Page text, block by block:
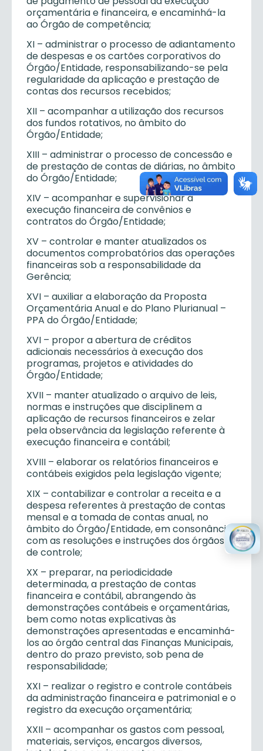
orçamentária e financeira, e encaminhá-la
ao Órgão de competência;
XI – administrar o processo de adiantamento
de despesas e os cartões corporativos do
Órgão/Entidade, responsabilizando-se pela
regularidade da aplicação e prestação de
contas dos recursos recebidos;
XII – acompanhar a utilização dos recursos
dos fundos rotativos, no âmbito do
Órgão/Entidade;
XIII – administrar o processo de concessão e
de prestação de contas de diárias, no âmbito
do Órgão/Entidade;
XIV – acompanhar e supervisionar a
execução financeira de convênios e
contratos do Órgão/Entidade;
XV – controlar e manter atualizados os
documentos comprobatórios das operações
financeiras sob a responsabilidade da
Gerência;
XVI – auxiliar a elaboração da Proposta
Orçamentária Anual e do Plano Plurianual –
PPA do Órgão/Entidade;
XVI – propor a abertura de créditos
adicionais necessários à execução dos
programas, projetos e atividades do
Órgão/Entidade;
XVII – manter atualizado o arquivo de leis,
normas e instruções que disciplinem a
aplicação de recursos financeiros e zelar
pela observância da legislação referente à
execução financeira e contábil;
XVIII – elaborar os relatórios financeiros e
contábeis exigidos pela legislação vigente;
XIX – contabilizar e controlar a receita e a
despesa referentes à prestação de contas
mensal e a tomada de contas anual, no
âmbito do Órgão/Entidade, em consonância
com as resoluções e instruções dos órgãos
de controle;
XX – preparar, na periodicidade
determinada, a prestação de contas
financeira e contábil, abrangendo às
demonstrações contábeis e orçamentárias,
bem como notas explicativas às
demonstrações apresentadas e encaminhá-
los ao órgão central das Finanças Municipais,
dentro do prazo previsto, sob pena de
responsabilidade;
XXI – realizar o registro e controle contábeis
da administração financeira e patrimonial e o
registro da execução orçamentária;
XXII – acompanhar os gastos com pessoal,
materiais, serviços, encargos diversos,